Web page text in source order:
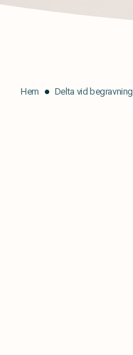
Hem Delta vid begravning